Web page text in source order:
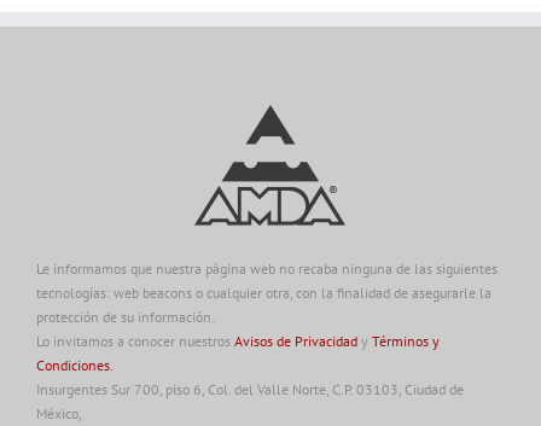
Le informamos que nuestra página web no recaba ninguna de las siguientes
tecnologías: web beacons o cualquier otra, con la finalidad de asegurarle la
protección de su información.
Lo invitamos a conocer nuestros Avisos de Privacidad y Términos y
Condiciones.
Insurgentes Sur 700, piso 6, Col. del Valle Norte, C.P. 03103, Ciudad de
México,